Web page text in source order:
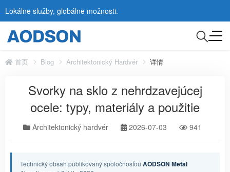
Lokálne služby, globálne možnosti.
首页 Blog Architektonický Hardvér 详情
Svorky na sklo z nehrdzavejúcej
ocele: typy, materiály a použitie
Architektonický hardvér 2026-07-03 941
Technický obsah publikovaný spoločnosťou AODSON Metal